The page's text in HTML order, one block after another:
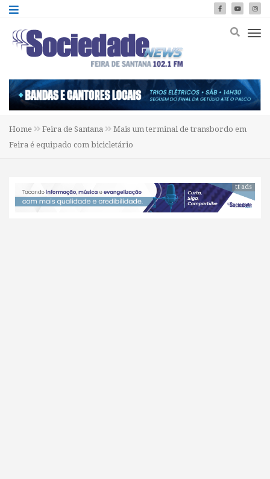
Home Feira de Santana
Mais um terminal de transbordo em
Feira é equipado com bicicletário
tt ads